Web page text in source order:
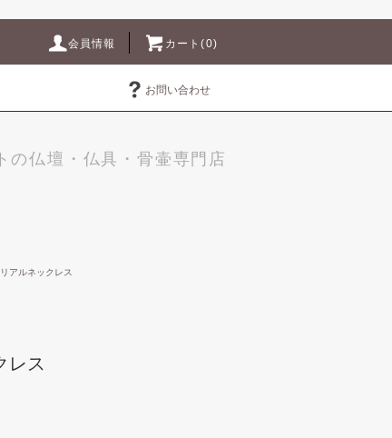
会員情報 カート(0)
お問い合わせ
の仏壇・仏具・骨壷専門店
リアルネックレス
レス